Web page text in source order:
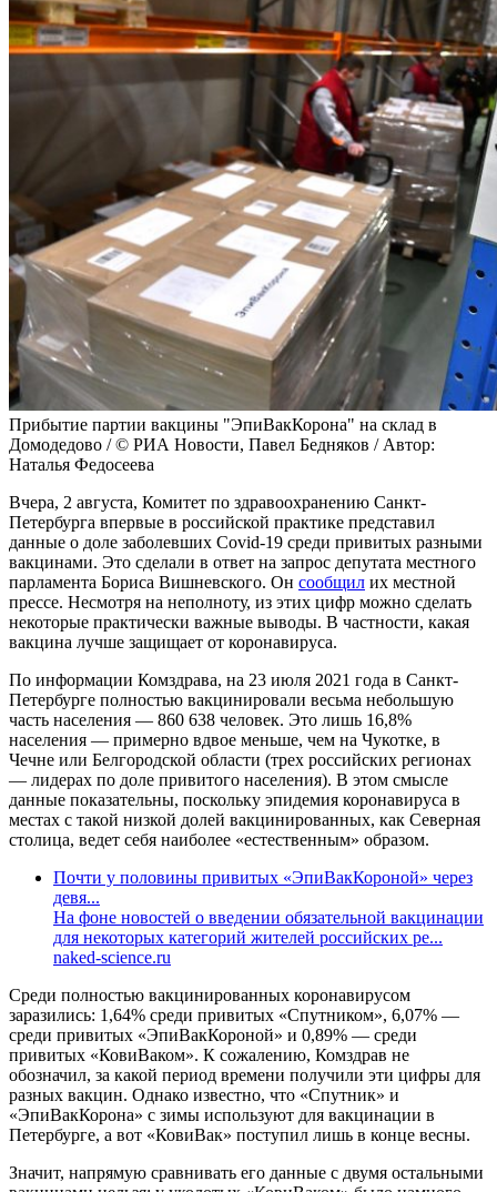
Прибытие партии вакцины "ЭпиВакКорона" на склад в
Домодедово / © РИА Новости, Павел Бедняков / Автор:
Наталья Федосеева
Вчера, 2 августа, Комитет по здравоохранению Санкт-
Петербурга впервые в российской практике представил
данные о доле заболевших Covid-19 среди привитых разными
вакцинами. Это сделали в ответ на запрос депутата местного
парламента Бориса Вишневского. Он сообщил их местной
прессе. Несмотря на неполноту, из этих цифр можно сделать
некоторые практически важные выводы. В частности, какая
вакцина лучше защищает от коронавируса.
По информации Комздрава, на 23 июля 2021 года в Санкт-
Петербурге полностью вакцинировали весьма небольшую
часть населения — 860 638 человек. Это лишь 16,8%
населения — примерно вдвое меньше, чем на Чукотке, в
Чечне или Белгородской области (трех российских регионах
— лидерах по доле привитого населения). В этом смысле
данные показательны, поскольку эпидемия коронавируса в
местах с такой низкой долей вакцинированных, как Северная
столица, ведет себя наиболее «естественным» образом.
Почти у половины привитых «ЭпиВакКороной» через
девя...
На фоне новостей о введении обязательной вакцинации
для некоторых категорий жителей российских ре...
naked-science.ru
Среди полностью вакцинированных коронавирусом
заразились: 1,64% среди привитых «Спутником», 6,07% —
среди привитых «ЭпиВакКороной» и 0,89% — среди
привитых «КовиВаком». К сожалению, Комздрав не
обозначил, за какой период времени получили эти цифры для
разных вакцин. Однако известно, что «Спутник» и
«ЭпиВакКорона» с зимы используют для вакцинации в
Петербурге, а вот «КовиВак» поступил лишь в конце весны.
Значит, напрямую сравнивать его данные с двумя остальными